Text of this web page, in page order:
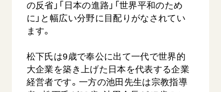
の反省」「日本の進路」「世界平和のため
に」と幅広い分野に目配りがなされてい
ます。
松下氏は9歳で奉公に出て一代で世界的
大企業を築き上げた日本を代表する企業
経営者です。一方の池田先生は宗教指導